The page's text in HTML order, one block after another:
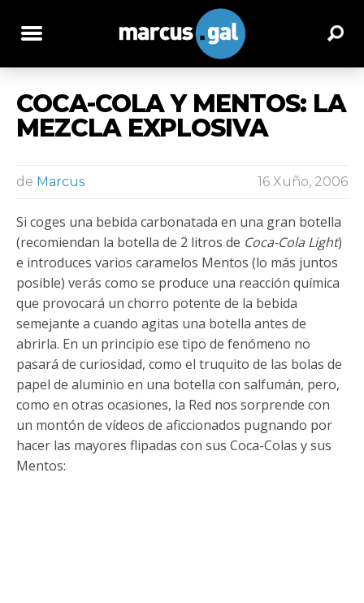
COCA-COLA Y MENTOS: LA
MEZCLA EXPLOSIVA
de Marcus 16 Xuño, 2006
Si coges una bebida carbonatada en una gran botella
(recomiendan la botella de 2 litros de Coca-Cola Light)
e introduces varios caramelos Mentos (lo más juntos
posible) verás como se produce una reacción química
que provocará un chorro potente de la bebida
semejante a cuando agitas una botella antes de
abrirla. En un principio ese tipo de fenómeno no
pasará de curiosidad, como el truquito de las bolas de
papel de aluminio en una botella con salfumán, pero,
como en otras ocasiones, la Red nos sorprende con
un montón de vídeos de aficcionados pugnando por
hacer las mayores flipadas con sus Coca-Colas y sus
Mentos: